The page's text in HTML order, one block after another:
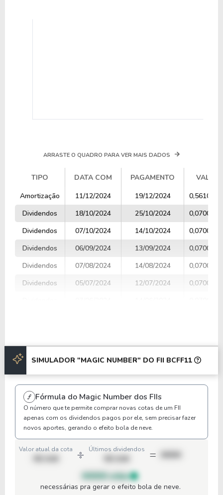
ARRASTE O QUADRO PARA VER MAIS DADOS
TIPO DATA COM PAGAMENTO
VALOR
TIPO
DATA COM PAGAMENTO VALOR
Amortização 11/12/2024 19/12/2024
Dividendos
18/10/2024 25/10/2024
Dividendos
07/10/2024 14/10/2024
Dividendos
06/09/2024 13/09/2024
Dividendos
07/08/2024 14/08/2024
Dividendos
05/07/2024 12/07/2024
Anterior Próxima
SIMULADOR "MAGIC NUMBER" DO FII BCFF11
Fórmula do Magic Number dos FIIs
O número que te permite comprar novas cotas de um FII
apenas com os dividendos pagos por ele, sem precisar fazer
novos aportes, gerando o efeito bola de neve.
Valor atual da cota Últimos dividendos
00000 cotas
necessárias pra gerar o efeito bola de neve.